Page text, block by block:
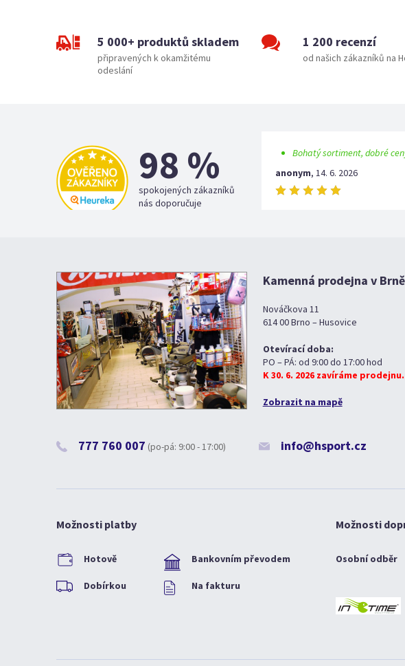
5 000+ produktů skladem
připravených k okamžitému
odeslání
1 200 recenzí
od našich zákazníků na
98 %
spokojených zákazníků
nás doporučuje
Bohatý sortiment, dobré
anonym, 14. 6. 2026
Kamenná prodejna v Brně
Nováčkova 11
614 00 Brno – Husovice
Otevírací doba:
PO – PÁ: od 9:00 do 17:00 hod
K 30. 6. 2026 zavíráme prodejnu.
Zobrazit na mapě
777 760 007 (po-pá: 9:00 - 17:00) info@hsport.cz
Možnosti platby
Hotově Bankovním převodem
Dobírkou Na fakturu
Možnosti
Osobní odběr